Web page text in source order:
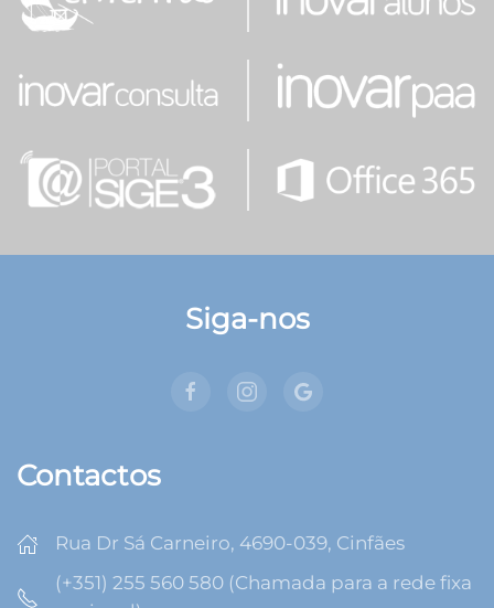
Siga-nos
Contactos
Rua Dr Sá Carneiro, 4690-039, Cinfães
(+351) 255 560 580 (Chamada para a rede fixa